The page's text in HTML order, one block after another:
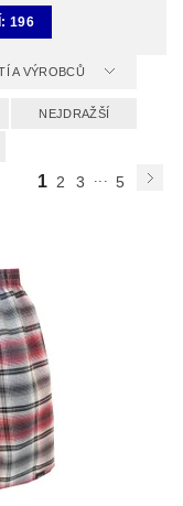
196
A VÝROBCŮ
NEJDRAŽŠÍ
1 2 3 ... 5